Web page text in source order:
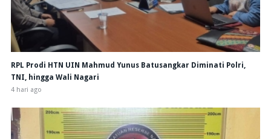
RPL Prodi HTN UIN Mahmud Yunus Batusangkar Diminati Polri,
TNI, hingga Wali Nagari
4 hari ago